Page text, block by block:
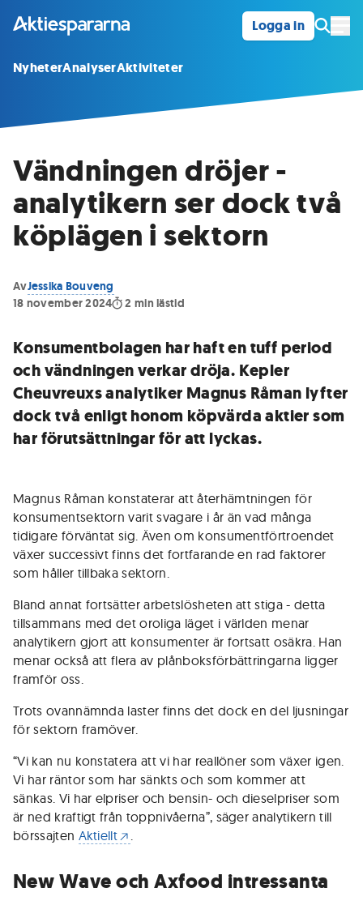
Logga in
NyheterAnalyserAktiviteter
Vändningen dröjer -
analytikern ser dock två
köplägen i sektorn
AvJessika Bouveng
18 november 2024
2 min lästid
Konsumentbolagen har haft en tuff period
och vändningen verkar dröja. Kepler
Cheuvreuxs analytiker Magnus Råman lyfter
dock två enligt honom köpvärda aktier som
har förutsättningar för att lyckas.
Magnus Råman konstaterar att återhämtningen för
konsumentsektorn varit svagare i år än vad många
tidigare förväntat sig. Även om konsumentförtroendet
växer successivt finns det fortfarande en rad faktorer
som håller tillbaka sektorn.
Bland annat fortsätter arbetslösheten att stiga - detta
tillsammans med det oroliga läget i världen menar
analytikern gjort att konsumenter är fortsatt osäkra. Han
menar också att flera av plånboksförbättringarna ligger
framför oss.
Trots ovannämnda laster finns det dock en del ljusningar
för sektorn framöver.
“Vi kan nu konstatera att vi har reallöner som växer igen.
Vi har räntor som har sänkts och som kommer att
sänkas. Vi har elpriser och bensin- och dieselpriser som
är ned kraftigt från toppnivåerna”, säger analytikern till
börssajten Aktiellt .
New Wave och Axfood intressanta